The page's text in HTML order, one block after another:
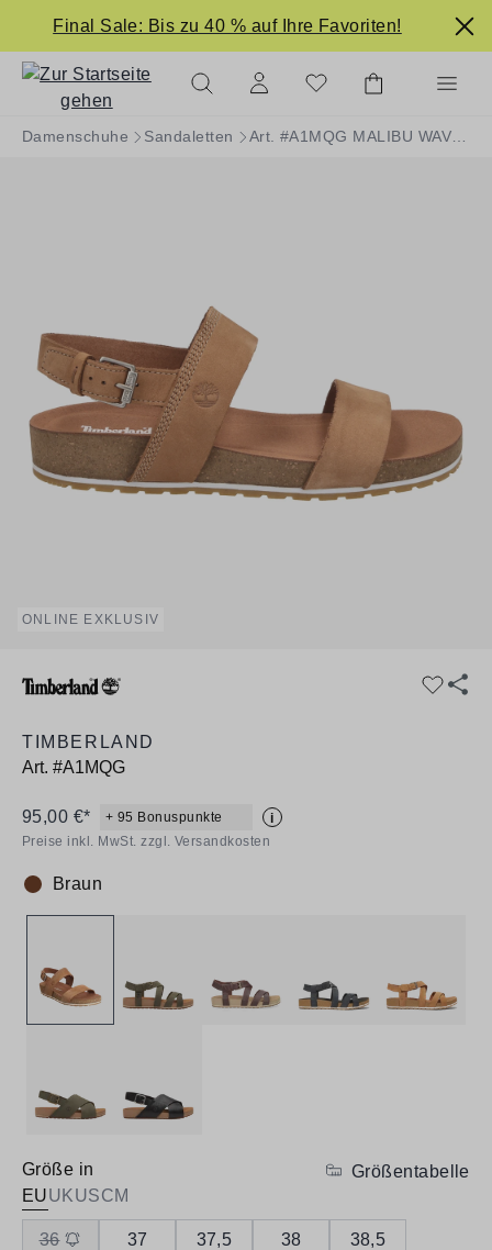
springen
Final Sale: Bis zu 40 % auf Ihre Favoriten!
Damenschuhe Sandaletten
ONLINE EXKLUSIV
TIMBERLAND
Art. #A1MQG
95,00 €* + 95 Bonuspunkte
i
Preise inkl. MwSt. zzgl. Versandkosten
Farbe:
Braun
Größe in
EUUKUSCM
Größentabelle
36 37 37,5 38 38,5